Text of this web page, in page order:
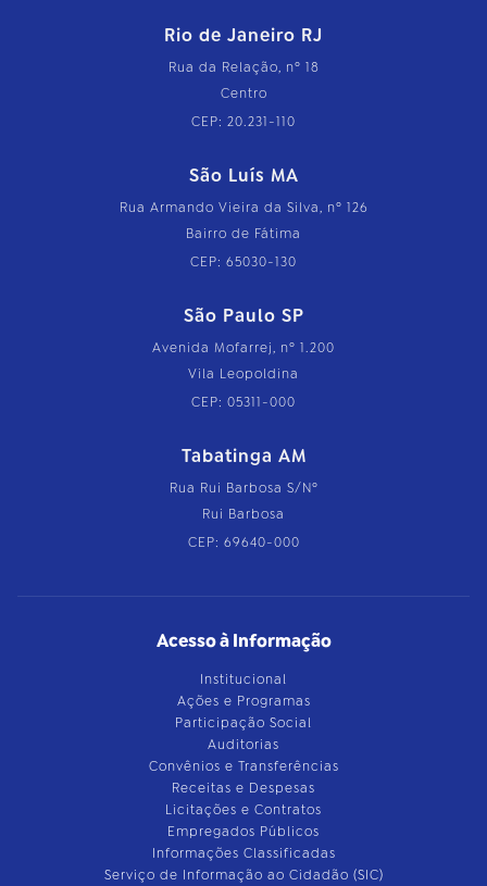
Rio de Janeiro RJ
Rua da Relação, nº 18
Centro
CEP: 20.231-110
São Luís MA
Rua Armando Vieira da Silva, nº 126
Bairro de Fátima
CEP: 65030-130
São Paulo SP
Avenida Mofarrej, nº 1.200
Vila Leopoldina
CEP: 05311-000
Tabatinga AM
Rua Rui Barbosa S/Nº
Rui Barbosa
CEP: 69640-000
Acesso à Informação
Institucional
Ações e Programas
Participação Social
Auditorias
Convênios e Transferências
Receitas e Despesas
Licitações e Contratos
Empregados Públicos
Informações Classificadas
Serviço de Informação ao Cidadão (SIC)